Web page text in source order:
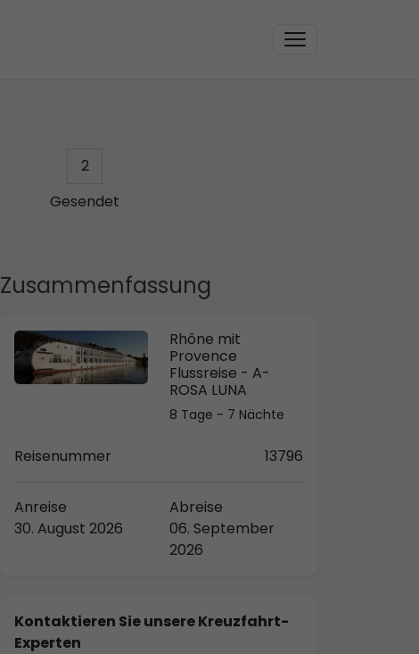
2
Gesendet
Zusammenfassung
Rhône mit
Provence
Flussreise - A-
ROSA LUNA
8 Tage - 7 Nächte
Reisenummer 13796
Anreise
30. August 2026
Abreise
06. September
2026
Kontaktieren Sie unsere Kreuzfahrt-
Experten